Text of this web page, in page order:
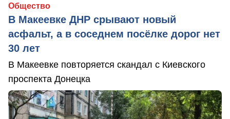
Общество
В Макеевке ДНР срывают новый
асфальт, а в соседнем посёлке дорог нет
30 лет
В Макеевке повторяется скандал с Киевского
проспекта Донецка